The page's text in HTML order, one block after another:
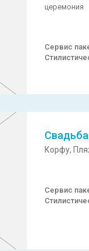
церемония
Сервис
Корфу,
Сервис